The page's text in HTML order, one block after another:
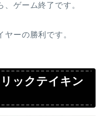
、ゲーム終了です。
ーの勝利です。
ックテイキン